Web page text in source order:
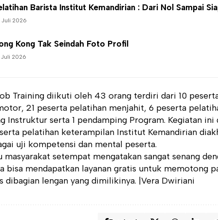
Barista Institut Kemandirian : Dari Nol Sampai
Juli 2026
Kong Tak Seindah Foto Profil
Juli 2026
Training diikuti oleh 43 orang terdiri dari 10
21 peserta pelatihan menjahit, 6 peserta
Instruktur serta 1 pendamping Program. Kegiatan ini
pelatihan keterampilan Institut Kemandirian
uji kompetensi dan mental peserta.
masyarakat setempat mengatakan sangat senang
bisa mendapatkan layanan gratis untuk memotong
dibagian lengan yang dimilikinya. |Vera Dwiriani